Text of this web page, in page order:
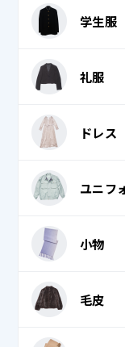
ブラウス
ベスト・ロングベ
ボレロ
ポロシャツ
礼服 / 喪服
ダウンパンツ / ス
デニム (ジーンズ)
学生服
礼服 / 喪服
ワンピース・チュ
礼服 / 喪服
ウェットスーツ
スキー手袋・スノ
学生服
学生服
礼服
礼服 / 喪服
ドレス
チャイナドレス
ユニフ
エプロン・割烹着
クリーンスーツ
コックコート
小物
ウェディンググロ
毛皮
毛皮コート